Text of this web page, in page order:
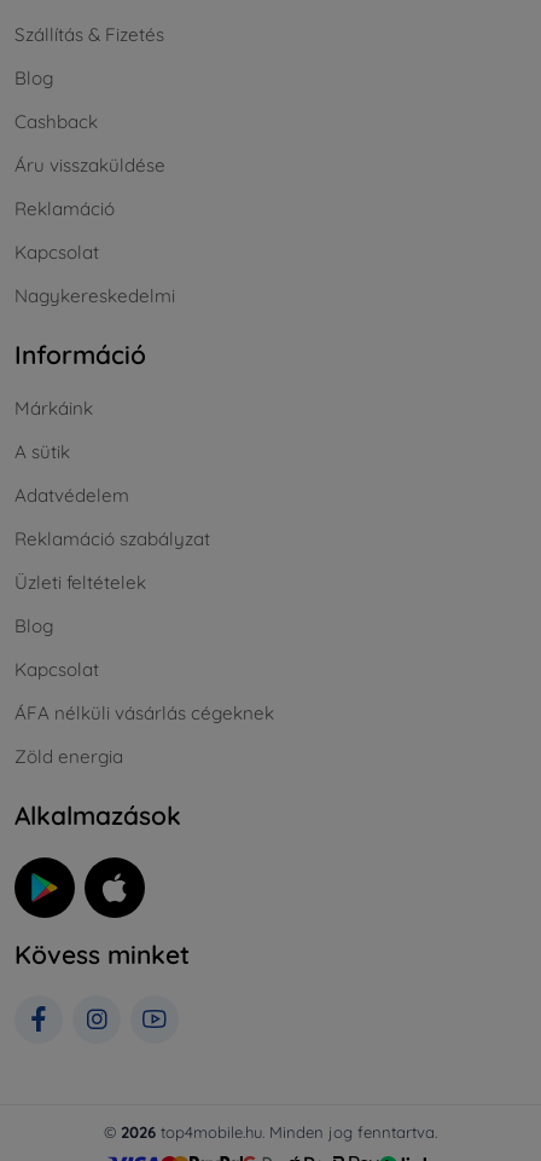
Szállítás & Fizetés
Blog
Cashback
Áru visszaküldése
Reklamáció
Kapcsolat
Nagykereskedelmi
Információ
Márkáink
A sütik
Adatvédelem
Reklamáció szabályzat
Üzleti feltételek
Blog
Kapcsolat
ÁFA nélküli vásárlás cégeknek
Zöld energia
Alkalmazások
Kövess minket
© 2026 top4mobile.hu. Minden jog fenntartva.